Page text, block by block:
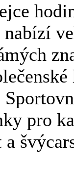
nabízí
pro